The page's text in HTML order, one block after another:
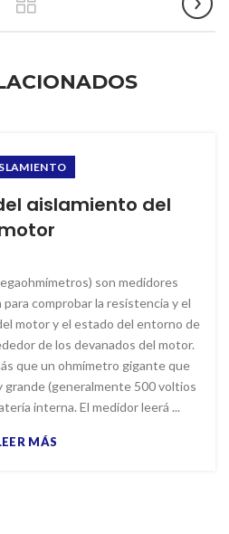
aislamiento del
son medidores
comprobar la resistencia y el
motor y el estado del entorno de
de los devanados del motor.
que un ohmímetro gigante que
grande (generalmente 500 voltios
interna. El medidor leerá ...
MÁS